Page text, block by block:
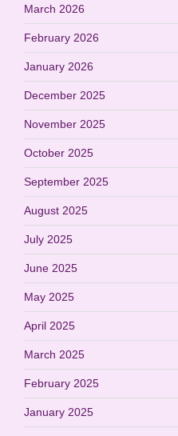
March 2026
February 2026
January 2026
December 2025
November 2025
October 2025
September 2025
August 2025
July 2025
June 2025
May 2025
April 2025
March 2025
February 2025
January 2025